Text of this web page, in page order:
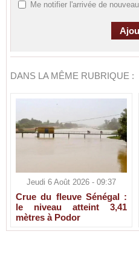
Me notifier l'arrivée de
DANS LA MÊME RUBRIQUE :
Jeudi 6 Août 2026 - 09:37
Crue du fleuve Sénégal :
le niveau atteint 3,41
mètres à Podor